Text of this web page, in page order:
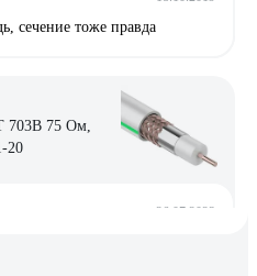
сечение тоже правда
703B 75 Ом,
20
26.07.2023